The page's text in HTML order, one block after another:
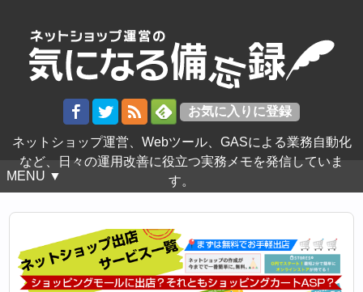
ネットショップ運営、Webツール、GASによる業務自動化
など、日々の運用改善に役立つ実務メモを発信していま
す。
MENU ▼